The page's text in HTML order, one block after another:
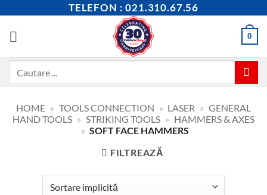
content
TELEFON : 021.310.67.56
0
HOME » TOOLS CONNECTION » LASER » GENERAL
HAND TOOLS » STRIKING TOOLS » HAMMERS & AXES
» SOFT FACE HAMMERS
FILTREAZĂ